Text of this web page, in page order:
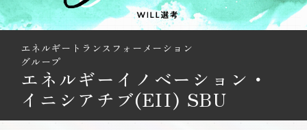
エネルギートランスフォーメーション
グループ
エネルギーイノベーション・
イニシアチブ(EII) SBU